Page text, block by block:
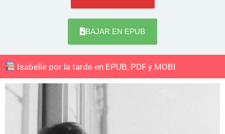
BAJAR EN EPUB
Isabelle por la tarde en EPUB, PDF y MOBI